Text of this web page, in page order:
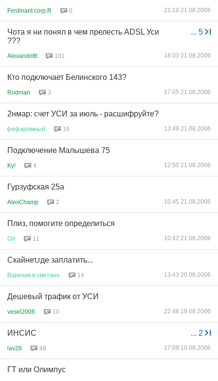
Ferdinant corp.R 0 21:10 21.08.2006
... 5
Чота я ни понял в чем прелесть ADSL Уси
???
Alexandrittt 101 18:03 21.08.2006
Кто подключает Белинского 143?
Rodman 3 17:05 21.08.2006
2нмар: счет УСИ за июль - расшифруйте?
(не)скромный 16 13:49 21.08.2006
Подключение Малышева 75
Ky! 4 12:50 21.08.2006
Гурзуфская 25а
AlexChamp 2 10:45 21.08.2006
Плиз, помогите определиться
Ол 11 10:42 21.08.2006
Скайнет,где заплатить...
Вареник в сметане 14 13:43 20.08.2006
Дешевый трафик от УСИ
vesel2006 10 22:48 19.08.2006
... 2
ИНСИС
lav28 48 17:08 19.08.2006
ГТ или Олимпус